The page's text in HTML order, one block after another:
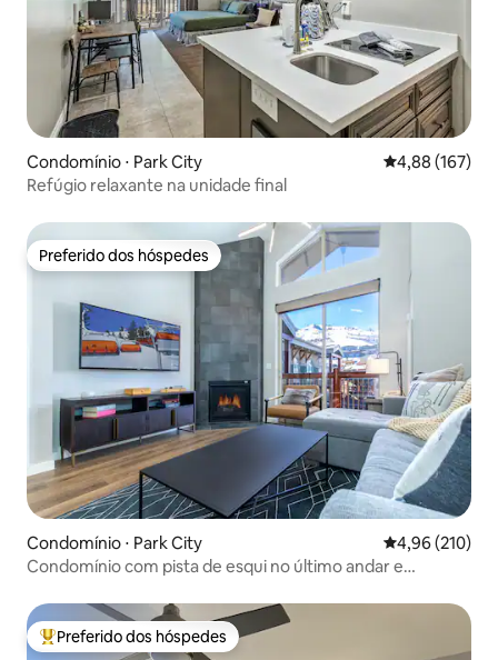
Condomínio ⋅ Park City 4,88 de uma
4,88 (167)
Refúgio relaxante na unidade final
Preferido dos hóspedes
Preferido dos hóspedes
Condomínio ⋅ Park City 4,96 de uma
4,96 (210)
Condomínio com pista de esqui no último andar e
Entre os melhores preferidos dos hóspedes
Preferido dos hóspedes